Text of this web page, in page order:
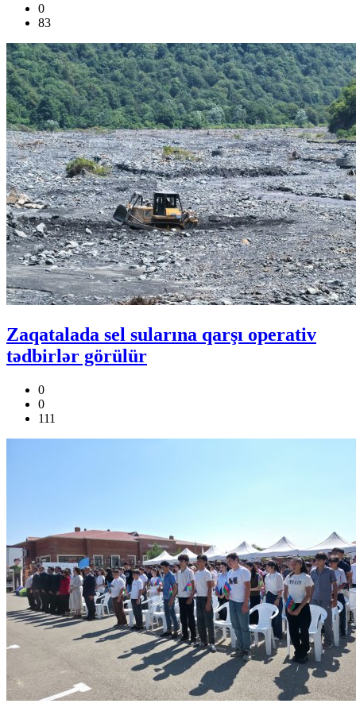
0
83
Zaqatalada sel sularına qarşı operativ
tədbirlər görülür
0
0
111